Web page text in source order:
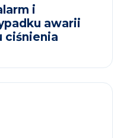
i
awarii
ciśnienia